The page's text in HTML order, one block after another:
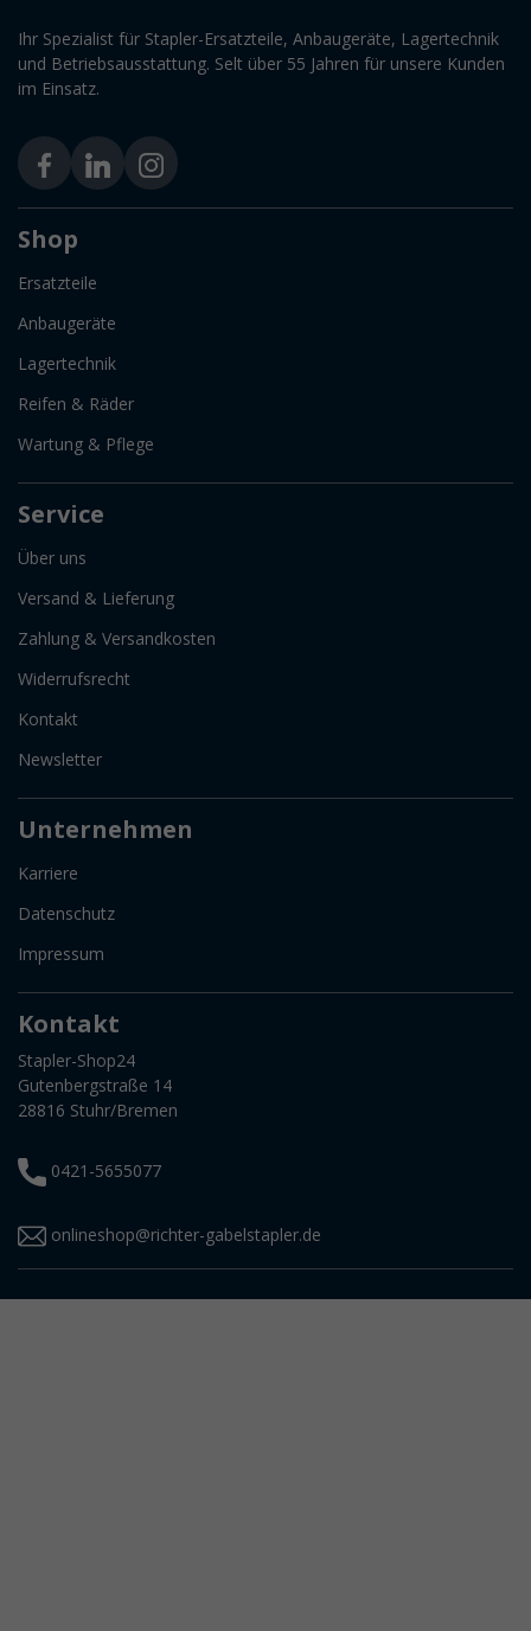
Ihr Spezialist für Stapler-Ersatzteile, Anbaugeräte, Lagertechnik
und Betriebsausstattung. Selt über 55 Jahren für unsere Kunden
im Einsatz.
Shop
Ersatzteile
Anbaugeräte
Lagertechnik
Reifen & Räder
Wartung & Pflege
Service
Über uns
Versand & Lieferung
Zahlung & Versandkosten
Widerrufsrecht
Kontakt
Newsletter
Unternehmen
Karriere
Datenschutz
Impressum
Kontakt
Stapler-Shop24
Gutenbergstraße 14
28816 Stuhr/Bremen
0421-5655077
onlineshop@richter-gabelstapler.de